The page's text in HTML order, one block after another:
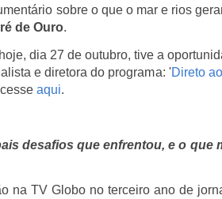
sobre o que o mar e rios
de Ouro.
dia 27 de outubro, tive a
e diretora do programa: 'Direto
aqui.
desafios que enfrentou, e o que
na TV Globo no terceiro ano de